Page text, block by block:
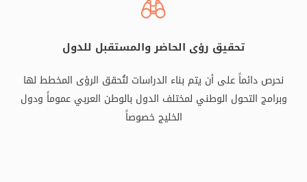
تحقيق رؤى الحاضر والمستقبل للدول
نحرص دائماً على أن يتم بناء الدراسات لتُحقق الرؤى المخطط لها
وبرامج التحول الوطني لمختلف الدول بالوطن العربي عموماً ودول
الخليج خصوصاً